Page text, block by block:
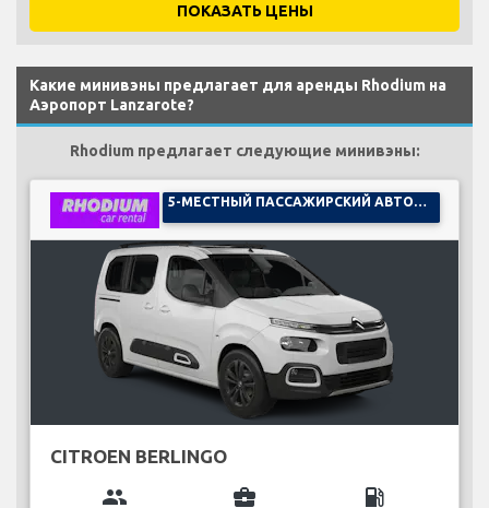
ПОКАЗАТЬ ЦЕНЫ
Какие минивэны предлагает для аренды Rhodium на
Аэропорт Lanzarote?
Rhodium предлагает следующие минивэны:
CITROEN BERLINGO
group business_center local_gas_station